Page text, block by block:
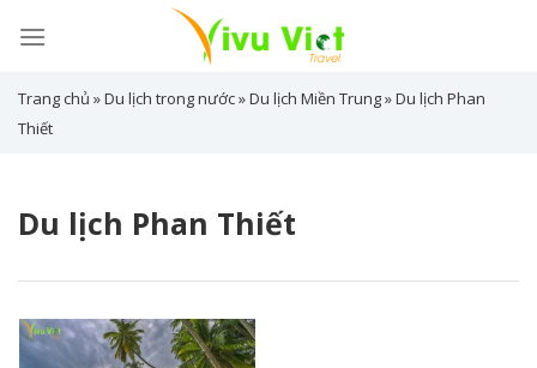
Trang chủ »Du lịch trong nước»Du lịch Miền Trung»Du lịch Phan
Thiết
Du lịch Phan Thiết